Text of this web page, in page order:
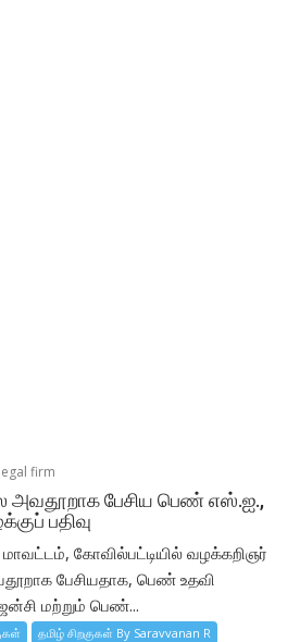
firm
அவதூறாக பேசிய பெண் எஸ்.ஐ.,
பதிவு
மாவட்டம், கோவில்பட்டியில் வழக்கறிஞர்
பேசியதாக, பெண் உதவி
மற்றும் பெண்...
தமிழ் சிறகுகள் By Saravvanan R